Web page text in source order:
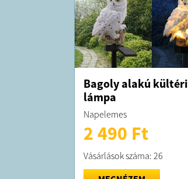
Bagoly alakú kültéri
lámpa
Napelemes
2 490 Ft
Vásárlások száma: 26